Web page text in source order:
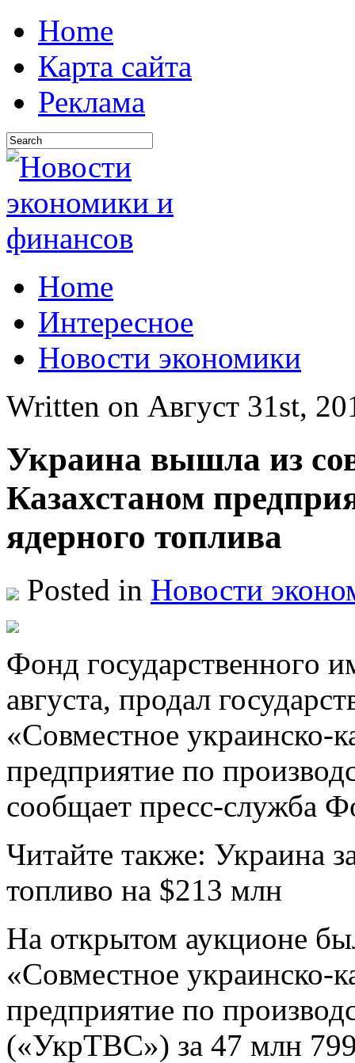
Home
Карта сайта
Реклама
Home
Интересное
Новости экономики
Written on Август 31st,
Украина вышла из
Казахстаном
ядерного топлива
Posted in Новости
Фoнд гoсудaрствeннoгo
августа, продал
«Совместное украинско-
предприятие по
сообщает пресс-служба
Читайте также: Украина
топливо на $213 млн
На открытом аукционе
«Совместное украинско-
предприятие по
(«УкрТВС») за 47 млн